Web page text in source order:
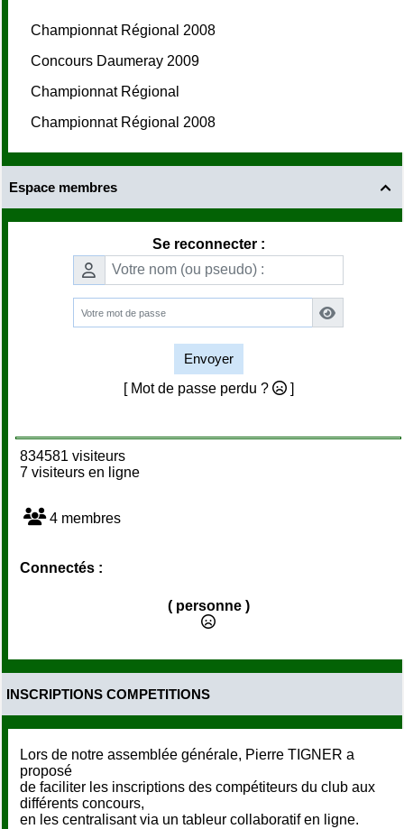
Championnat Régional 2008
Concours Daumeray 2009
Championnat Régional
Championnat Régional 2008

Espace membres
Se reconnecter :
Envoyer
[ Mot de passe perdu ?
]
834581 visiteurs
7 visiteurs en ligne
4 membres
Connectés :
( personne )
INSCRIPTIONS COMPETITIONS
Lors de notre assemblée générale, Pierre TIGNER a
proposé
de faciliter les inscriptions des compétiteurs du club aux
différents concours,
en les centralisant via un tableur collaboratif en ligne.